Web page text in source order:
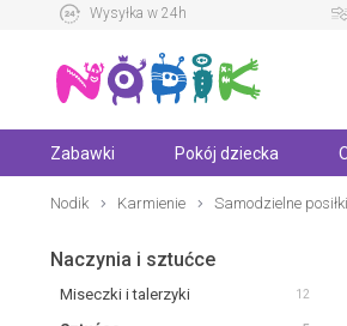
Wysyłka w 24h
Zabawki Pokój dziecka
Nodik Karmienie Samodzielne posiłki
Naczynia i sztućce
Miseczki i talerzyki 12